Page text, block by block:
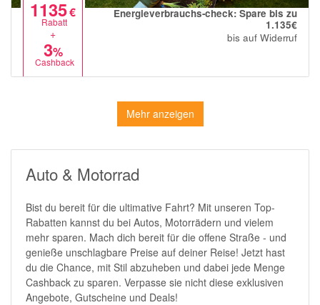
1135€
Rabatt
+
3%
Cashback
Energieverbrauchs-check: Spare bis zu
1.135€
bis auf Widerruf
Mehr anzeigen
Auto & Motorrad
Bist du bereit für die ultimative Fahrt? Mit unseren Top-
Rabatten kannst du bei Autos, Motorrädern und vielem
mehr sparen. Mach dich bereit für die offene Straße - und
genieße unschlagbare Preise auf deiner Reise! Jetzt hast
du die Chance, mit Stil abzuheben und dabei jede Menge
Cashback zu sparen. Verpasse sie nicht diese exklusiven
Angebote, Gutscheine und Deals!